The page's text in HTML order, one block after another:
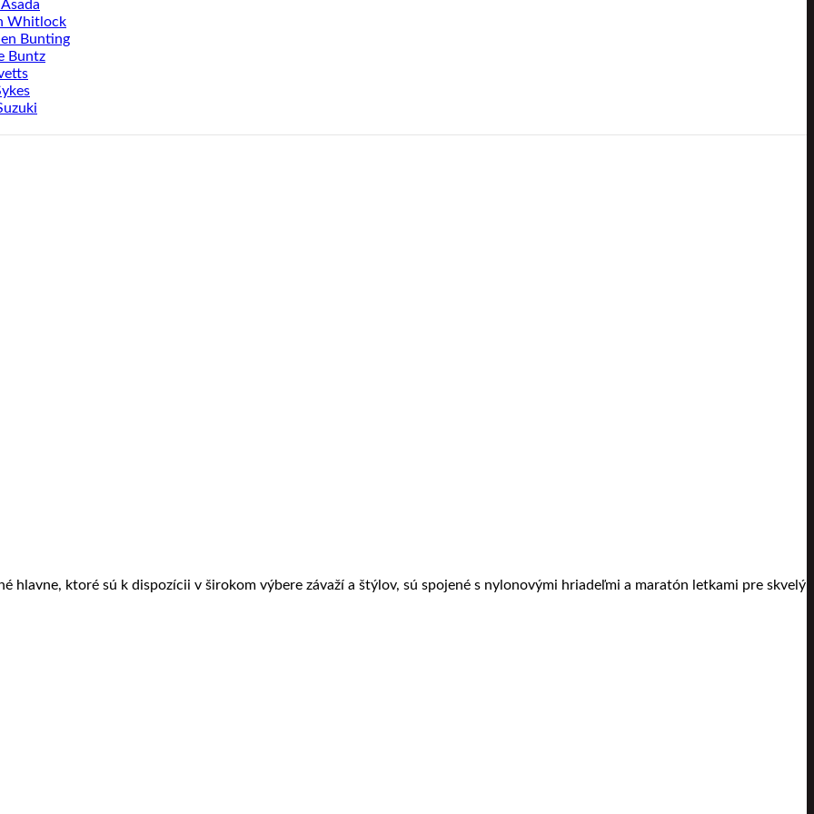
Whitlock
Bunting
Buntz
hlavne, ktoré sú k dispozícii v širokom výbere závaží a štýlov, sú spojené s nylonovými hriadeľmi a maratón letkami pre skvelý